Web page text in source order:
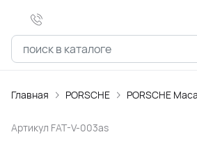
Главная PORSCHE PORSCHE
Артикул FAT-V-003as